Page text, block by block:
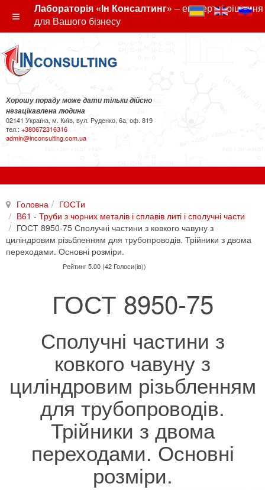
Лабораторія «Ін Консалтинг» – експертні рішення
для Вашого бізнесу
Хорошу пораду може дати тільки дійсно
незацікавлена людина
02141 Україна, м. Київ, вул. Руденко, 6а, оф. 819
тел.: +380672316316
admin@inconsulting.com.ua
Головна
ГОСТи
В61 - Труби з чорних металів і сплавів литі і сполучні части
ГОСТ 8950-75 Сполучні частини з ковкого чавуну з
циліндровим різьбленням для трубопроводів. Трійники з двома
переходами. Основні розміри.
Рейтинг 5.00 (42 Голоси(ів))
ГОСТ 8950-75
Сполучні частини з
ковкого чавуну з
циліндровим різьбленням
для трубопроводів.
Трійники з двома
переходами. Основні
розміри.